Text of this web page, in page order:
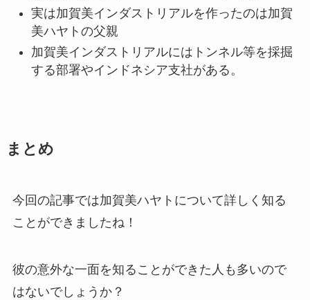
実は加賀美インダストリアルを作ったのは加賀
美ハヤトの父親
加賀美インダストリアルにはトンネル等を採掘
する部署やインドネシア支社がある。
まとめ
今回の記事では加賀美ハヤトについて詳しく知る
ことができましたね！
彼の意外な一面を知ることができた人も多いので
はないでしょうか？